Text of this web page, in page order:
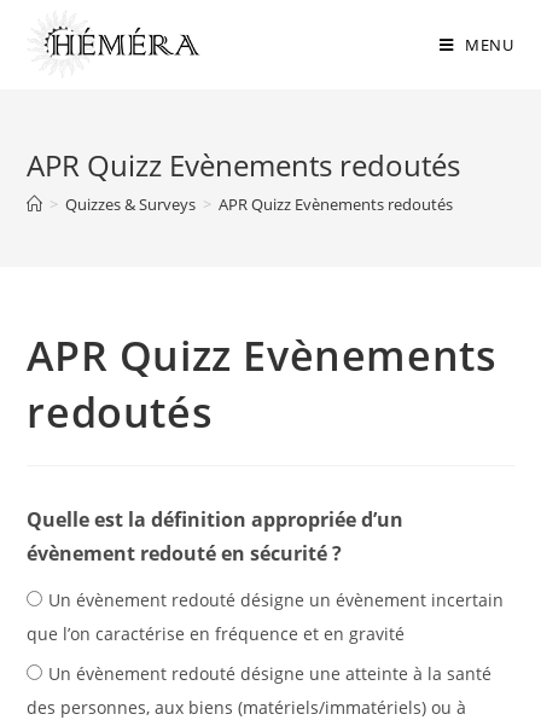
MENU
APR Quizz Evènements redoutés
> Quizzes & Surveys > APR Quizz Evènements redoutés
APR Quizz Evènements
redoutés
Quelle est la définition appropriée d’un
évènement redouté en sécurité ?
Un évènement redouté désigne un évènement incertain
que l’on caractérise en fréquence et en gravité
Un évènement redouté désigne une atteinte à la santé
des personnes, aux biens (matériels/immatériels) ou à